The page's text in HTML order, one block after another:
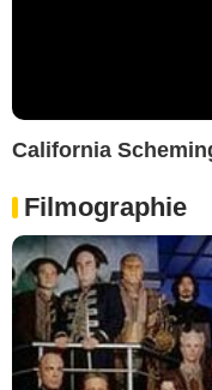
California
Filmographie